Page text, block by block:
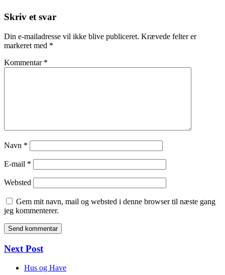
Skriv et svar
Din e-mailadresse vil ikke blive publiceret. Krævede felter er
markeret med *
Kommentar *
Navn *
E-mail *
Websted
Gem mit navn, mail og websted i denne browser til næste gang
jeg kommenterer.
Next Post
Hus og Have